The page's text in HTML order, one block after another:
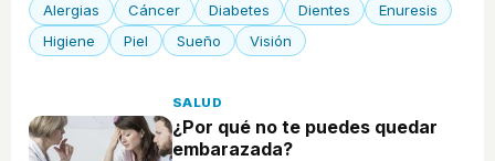
Alergias Cáncer Diabetes Dientes
Enuresis
Higiene
Piel Sueño Visión
SALUD
¿Por qué no te puedes quedar
embarazada?